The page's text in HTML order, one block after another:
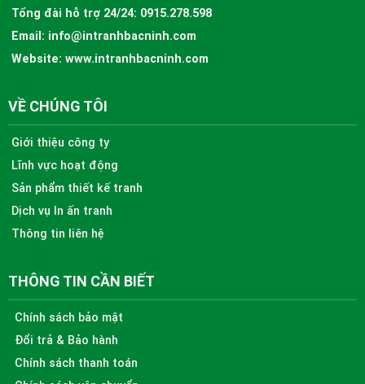
Tổng đài hỗ trợ 24/24: 0915.278.598
Email: info@intranhbacninh.com
Website: www.intranhbacninh.com
VỀ CHÚNG TÔI
Giới thiệu công ty
Lĩnh vực hoạt động
Sản phẩm thiết kế tranh
Dịch vụ In ấn tranh
Thông tin liên hệ
THÔNG TIN CẦN BIẾT
Chính sách bảo mật
Đổi trả & Bảo hành
Chính sách thanh toán